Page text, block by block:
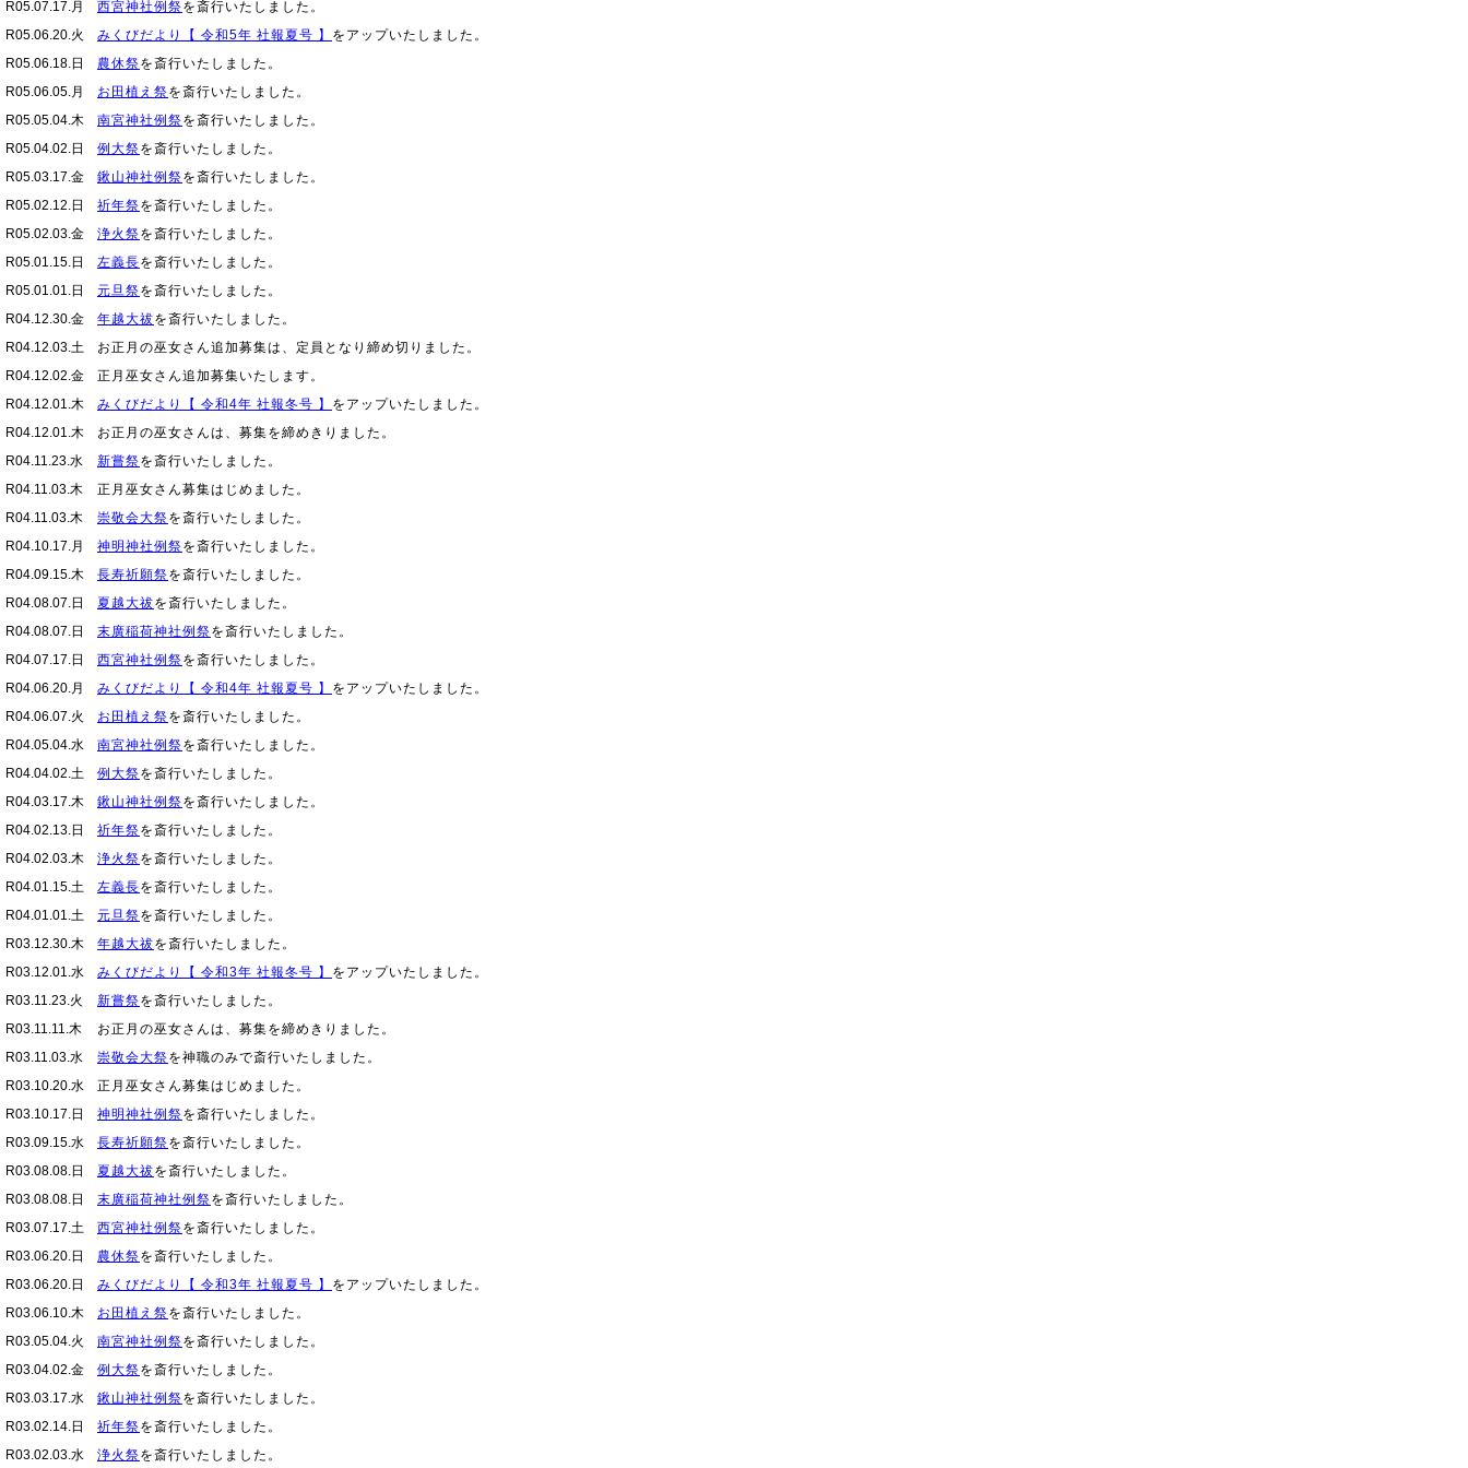
R05.07.17.月 西宮神社例祭を斎行いたしました。
R05.06.20.火
みくびだより【 令和5年 社報夏号 】 をアップいたしました。
R05.06.18.日
農休祭を斎行いたしました。
R05.06.05.月
お田植え祭を斎行いたしました。
R05.05.04.木
南宮神社例祭を斎行いたしました。
R05.04.02.日
例大祭を斎行いたしました。
R05.03.17.金
鍬山神社例祭を斎行いたしました。
R05.02.12.日
祈年祭を斎行いたしました。
R05.02.03.金
浄火祭を斎行いたしました。
R05.01.15.日
左義長を斎行いたしました。
R05.01.01.日
元旦祭を斎行いたしました。
R04.12.30.金
年越大祓を斎行いたしました。
R04.12.03.土
お正月の巫女さん追加募集は、定員となり締め切りました。
R04.12.02.金
正月巫女さん追加募集いたします。
R04.12.01.木
みくびだより【 令和4年 社報冬号 】 をアップいたしました。
R04.12.01.木
お正月の巫女さんは、募集を締めきりました。
R04.11.23.水
新嘗祭を斎行いたしました。
R04.11.03.木
正月巫女さん募集はじめました。
R04.11.03.木
崇敬会大祭を斎行いたしました。
R04.10.17.月
神明神社例祭を斎行いたしました。
R04.09.15.木
長寿祈願祭を斎行いたしました。
R04.08.07.日
夏越大祓を斎行いたしました。
R04.08.07.日
末廣稲荷神社例祭を斎行いたしました。
R04.07.17.日
西宮神社例祭を斎行いたしました。
R04.06.20.月
みくびだより【 令和4年 社報夏号 】 をアップいたしました。
R04.06.07.火
お田植え祭を斎行いたしました。
R04.05.04.水
南宮神社例祭を斎行いたしました。
R04.04.02.土
例大祭を斎行いたしました。
R04.03.17.木
鍬山神社例祭を斎行いたしました。
R04.02.13.日
祈年祭を斎行いたしました。
R04.02.03.木
浄火祭を斎行いたしました。
R04.01.15.土
左義長を斎行いたしました。
R04.01.01.土
元旦祭を斎行いたしました。
R03.12.30.木
年越大祓を斎行いたしました。
R03.12.01.水
みくびだより【 令和3年 社報冬号 】 をアップいたしました。
R03.11.23.火
新嘗祭を斎行いたしました。
R03.11.11.木
お正月の巫女さんは、募集を締めきりました。
R03.11.03.水
崇敬会大祭を神職のみで斎行いたしました。
R03.10.20.水
正月巫女さん募集はじめました。
R03.10.17.日
神明神社例祭を斎行いたしました。
R03.09.15.水
長寿祈願祭を斎行いたしました。
R03.08.08.日
夏越大祓を斎行いたしました。
R03.08.08.日
末廣稲荷神社例祭を斎行いたしました。
R03.07.17.土
西宮神社例祭を斎行いたしました。
R03.06.20.日
農休祭を斎行いたしました。
R03.06.20.日
みくびだより【 令和3年 社報夏号 】 をアップいたしました。
R03.06.10.木
お田植え祭を斎行いたしました。
R03.05.04.火
南宮神社例祭を斎行いたしました。
R03.04.02.金
例大祭を斎行いたしました。
R03.03.17.水
鍬山神社例祭を斎行いたしました。
R03.02.14.日
祈年祭を斎行いたしました。
R03.02.03.水
浄火祭を斎行いたしました。